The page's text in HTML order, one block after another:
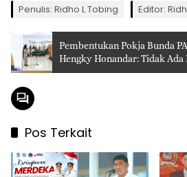
Penulis: Ridho L Tobing Editor:
Pembentukan Pokja Bunda
Hengky Honandar: Tidak Ada
Ketinggalan Akses Pendidikan
Pos Terkait